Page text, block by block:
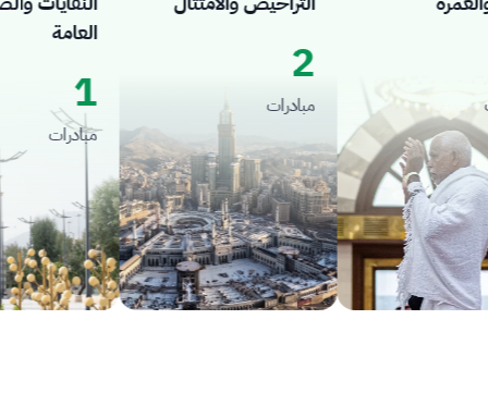
العامة
1
مبادرات
2
مبادرات